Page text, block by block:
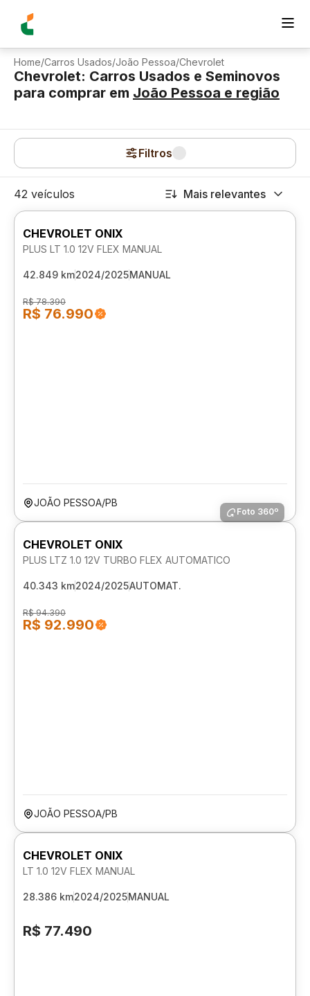
Home/Carros Usados/João Pessoa/Chevrolet
Chevrolet: Carros Usados e Seminovos
para comprar em João Pessoa e região
Filtros
42 veículos Mais relevantes
CHEVROLET ONIX
PLUS LT 1.0 12V FLEX MANUAL
42.849 km2024/2025MANUAL
R$ 78.390
R$ 76.990
JOÃO PESSOA/PB
Foto 360º
CHEVROLET ONIX
PLUS LTZ 1.0 12V TURBO FLEX AUTOMATICO
40.343 km2024/2025AUTOMAT.
R$ 94.390
R$ 92.990
JOÃO PESSOA/PB
CHEVROLET ONIX
LT 1.0 12V FLEX MANUAL
28.386 km2024/2025MANUAL
R$ 77.490